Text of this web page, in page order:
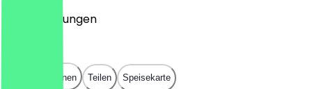
Bewertungen
In App öffnen Teilen Speisekarte